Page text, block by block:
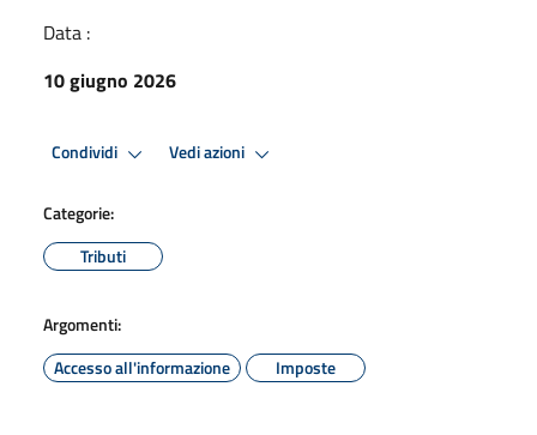
Data :
10 giugno 2026
Condividi Vedi azioni
Categorie:
Tributi
Argomenti:
Accesso all'informazione
Imposte